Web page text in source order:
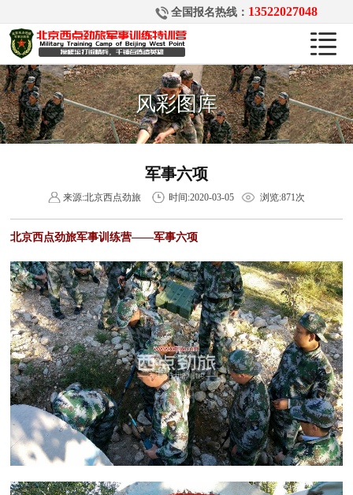
全国报名热线： 13522027048
风彩图库
军事六项
来源:北京西点劲旅 时间:2020-03-05 浏览:871次
北京西点劲旅军事训练营——军事六项